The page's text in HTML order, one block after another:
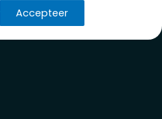
Accepteer